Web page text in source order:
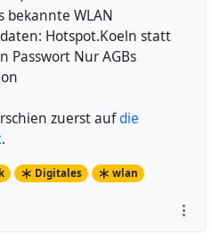
bekannte WLAN
Hotspot.Koeln statt
Passwort Nur AGBs
zuerst aufdie
.
Digitales wlan